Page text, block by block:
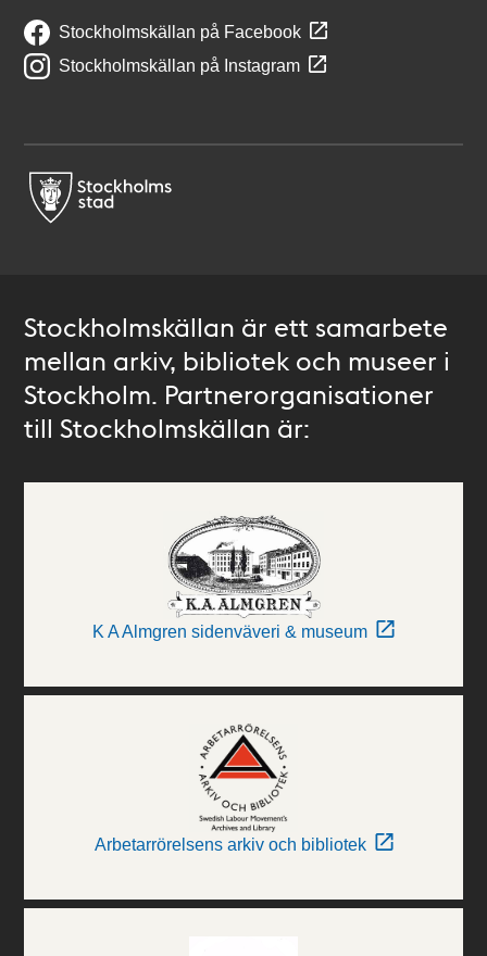
Stockholmskällan på Facebook
Stockholmskällan på Instagram
Stockholmskällan är ett samarbete
mellan arkiv, bibliotek och museer i
Stockholm. Partnerorganisationer
till Stockholmskällan är:
K A Almgren sidenväveri & museum
Arbetarrörelsens arkiv och bibliotek